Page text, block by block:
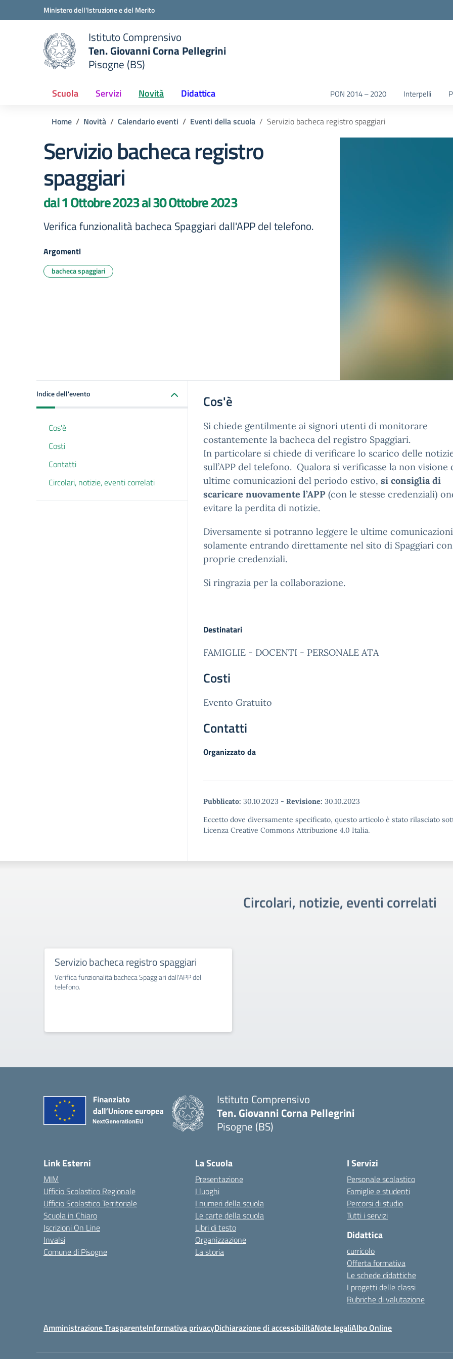
Vai ai contenuti
Vai al menu di navigazioneMinistero dell'Istruzione e del Merito
scuola
Istituto Comprensivo
Ten. Giovanni Corna Pellegrini
Pisogne (BS)
Scuola Servizi Novità Didattica PON 2014 – 2020 Interpelli
Home Novità Calendario eventi Eventi della scuola Servizio bacheca registro spaggiari
Servizio bacheca registro
spaggiari
dal 1 Ottobre 2023 al 30 Ottobre 2023
Verifica funzionalità bacheca Spaggiari dall'APP del telefono.
Argomenti
bacheca spaggiari
Indice dell'evento
Cos'è
Costi
Contatti
Circolari, notizie, eventi correlati
Cos'è
Si chiede gentilmente ai signori utenti di monitorare
costantemente la bacheca del registro Spaggiari.
In particolare si chiede di verificare lo scarico delle
sull’APP del telefono. Qualora si verificasse la non visione
ultime comunicazioni del periodo estivo, si consiglia di
scaricare nuovamente l’APP (con le stesse credenziali)
evitare la perdita di notizie.
Diversamente si potranno leggere le ultime comunicazioni
solamente entrando direttamente nel sito di Spaggiari
proprie credenziali.
Si ringrazia per la collaborazione.
Destinatari
FAMIGLIE - DOCENTI - PERSONALE ATA
Costi
Evento Gratuito
Contatti
Organizzato da
Pubblicato: 30.10.2023 - Revisione: 30.10.2023
Eccetto dove diversamente specificato, questo articolo è stato rilasciato
Licenza Creative Commons Attribuzione 4.0 Italia.
Circolari, notizie, eventi correlati
Servizio bacheca registro spaggiari
Verifica funzionalità bacheca Spaggiari dall'APP del
telefono.
Istituto Comprensivo
Ten. Giovanni Corna Pellegrini
Pisogne (BS)
Link Esterni
MIM
Ufficio Scolastico Regionale
Ufficio Scolastico Territoriale
Scuola in Chiaro
Iscrizioni On Line
Invalsi
Comune di Pisogne
La Scuola
Presentazione
I luoghi
I numeri della scuola
Le carte della scuola
Libri di testo
Organizzazione
La storia
I Servizi
Personale scolastico
Famiglie e studenti
Percorsi di studio
Tutti i servizi
Didattica
curricolo
Offerta formativa
Le schede didattiche
I progetti delle classi
Rubriche di valutazione
Amministrazione TrasparenteInformativa privacyDichiarazione di accessibilitàNote legaliAlbo Online